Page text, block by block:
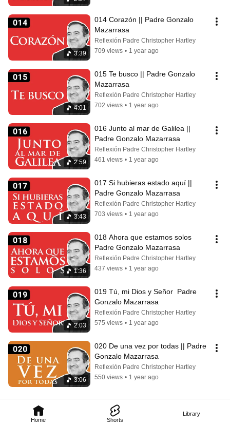
Home Shorts
Library
3:39
014 Corazón || Padre Gonzalo
Mazarrasa
Reflexión Padre Christopher Hartley
709 views • 1 year ago
4:01
015 Te busco || Padre Gonzalo
Mazarrasa
Reflexión Padre Christopher Hartley
702 views • 1 year ago
2:59
016 Junto al mar de Galilea ||
Padre Gonzalo Mazarrasa
Reflexión Padre Christopher Hartley
461 views • 1 year ago
3:43
017 Si hubieras estado aquí ||
Padre Gonzalo Mazarrasa
Reflexión Padre Christopher Hartley
703 views • 1 year ago
1:36
018 Ahora que estamos solos
Padre Gonzalo Mazarrasa
Reflexión Padre Christopher Hartley
437 views • 1 year ago
2:03
019 Tú, mi Dios y Señor  Padre
Gonzalo Mazarrasa
Reflexión Padre Christopher Hartley
575 views • 1 year ago
3:06
020 De una vez por todas || Padre
Gonzalo Mazarrasa
Reflexión Padre Christopher Hartley
550 views • 1 year ago